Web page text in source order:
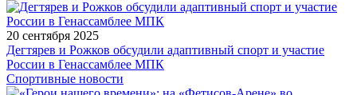
20 сентября 2025
Дегтярев и Рожков обсудили адаптивный спорт и участие
России в Генассамблее МПК
Спортивные новости